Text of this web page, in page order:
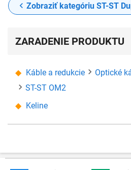
Zobraziť kategóriu ST-ST
ZARADENIE PRODUKTU
Káble a redukcie Optické
ST-ST OM2
Keline